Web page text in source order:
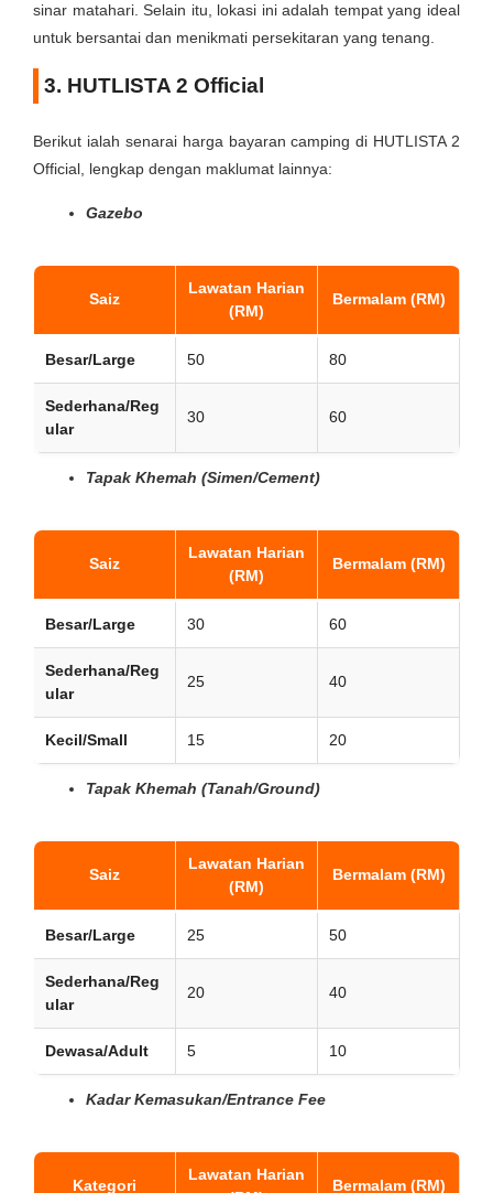
sinar matahari. Selain itu, lokasi ini adalah tempat yang ideal
untuk bersantai dan menikmati persekitaran yang tenang.
3. HUTLISTA 2 Official
Berikut ialah senarai harga bayaran camping di HUTLISTA 2
Official, lengkap dengan maklumat lainnya:
Gazebo
Saiz
Lawatan Harian
(RM)
Bermalam (RM)
Besar/Large 50 80
Sederhana/Reg
ular
30 60
Tapak Khemah (Simen/Cement)
Saiz
Lawatan Harian
(RM)
Bermalam (RM)
Besar/Large 30 60
Sederhana/Reg
ular
25 40
Kecil/Small 15 20
Tapak Khemah (Tanah/Ground)
Saiz
Lawatan Harian
(RM)
Bermalam (RM)
Besar/Large 25 50
Sederhana/Reg
ular
20 40
Dewasa/Adult 5 10
Kadar Kemasukan/Entrance Fee
Kategori
Lawatan Harian
Bermalam (RM)